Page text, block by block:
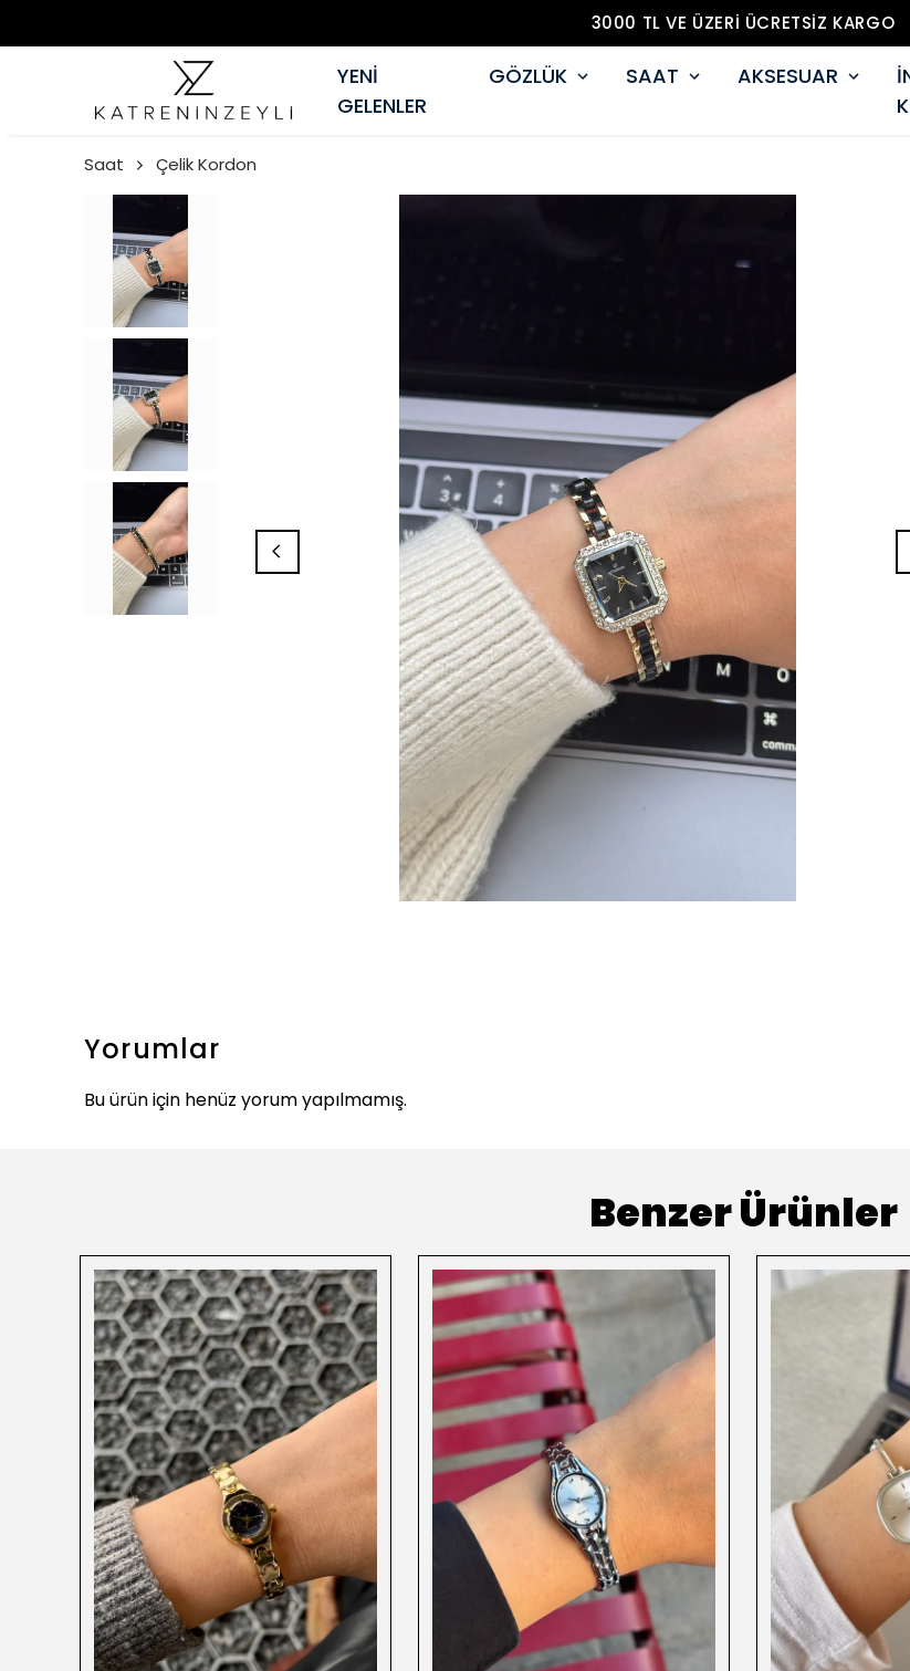
3000 TL VE ÜZERİ ÜCRETSİZ KARGO
YENİ
GELENLER
GÖZLÜK SAAT AKSESUAR
Saat Çelik Kordon
Yorumlar
Bu ürün için henüz yorum yapılmamış.
Benzer Ürünler